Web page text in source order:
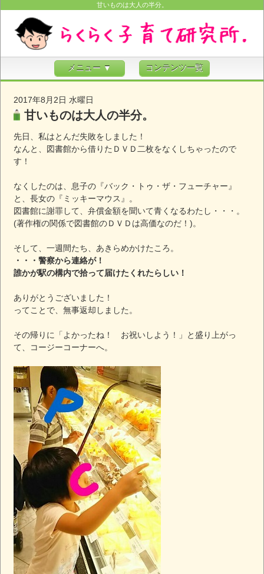
甘いものは大人の半分。
メニュー ▼ コンテンツ一覧
2017年8月2日 水曜日
甘いものは大人の半分。
先日、私はとんだ失敗をしました！
なんと、図書館から借りたＤＶＤ二枚をなくしちゃったので
す！
なくしたのは、息子の『バック・トゥ・ザ・フューチャー』
と、長女の『ミッキーマウス』。
図書館に謝罪して、弁償金額を聞いて青くなるわたし・・・。
(著作権の関係で図書館のＤＶＤは高価なのだ！)。
そして、一週間たち、あきらめかけたころ。
・・・警察から連絡が！
誰かが駅の構内で拾って届けたくれたらしい！
ありがとうございました！
ってことで、無事返却しました。
その帰りに「よかったね！ お祝いしよう！」と盛り上がっ
て、コージーコーナーへ。